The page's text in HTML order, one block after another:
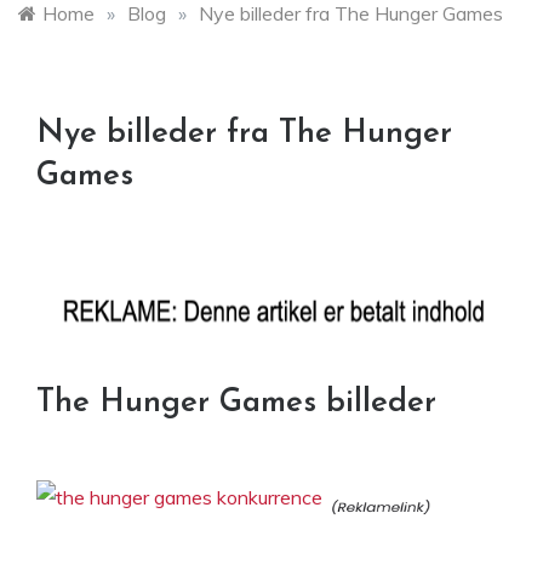
Home » Blog » Nye billeder fra The Hunger Games
Nye billeder fra The Hunger
Games
The Hunger Games billeder